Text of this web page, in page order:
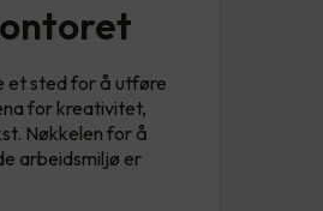
et sted for å utføre
for kreativitet,
Nøkkelen for å
arbeidsmiljø er